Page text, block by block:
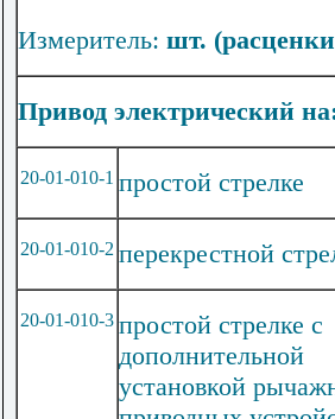
Измеритель: шт.
Привод электрический
20-01-010-1 простой стрелке
20-01-010-2 перекрестной
20-01-010-3 простой стрелке с
дополнительной
установкой ры